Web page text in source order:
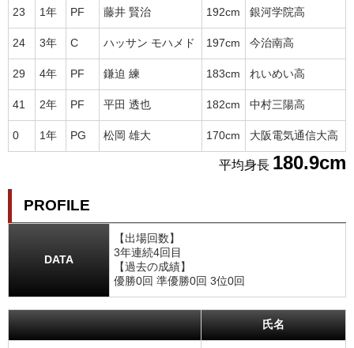
23 1年 PF 藤井 賢治 192cm 銀河学院高
24 3年 C ハッサン モハメド 197cm 今治南高
29 4年 PF 鎌迫 練 183cm れいめい高
41 2年 PF 平田 透也 182cm 中村三陽高
0 1年 PG 松岡 雄大 170cm 大阪電気通信大高
平均身長 180.9cm
PROFILE
DATA
【出場回数】
3年連続4回目
【過去の成績】
優勝0回 準優勝0回 3位0回
氏名